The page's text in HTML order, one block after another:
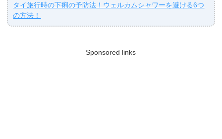
タイ旅行時の下痢の予防法！ウェルカムシャワーを避ける6つ
の方法！
Sponsored links